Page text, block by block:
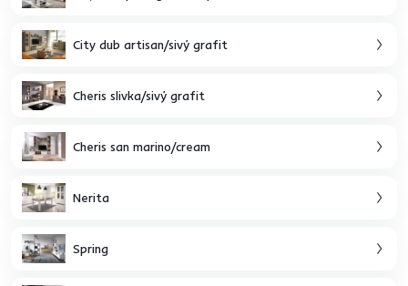
City dub artisan/sivý grafit
Cheris slivka/sivý grafit
Cheris san marino/cream
Nerita
Spring